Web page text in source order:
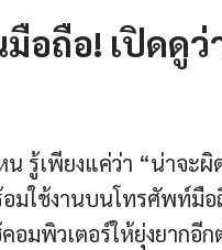
อถือ! เปิดดูว่
รู้เพียงแค่ว่า “น่าจะ
มใช้งานบนโทรศัพท์มื
อมพิวเตอร์ให้ยุ่งยากอีก